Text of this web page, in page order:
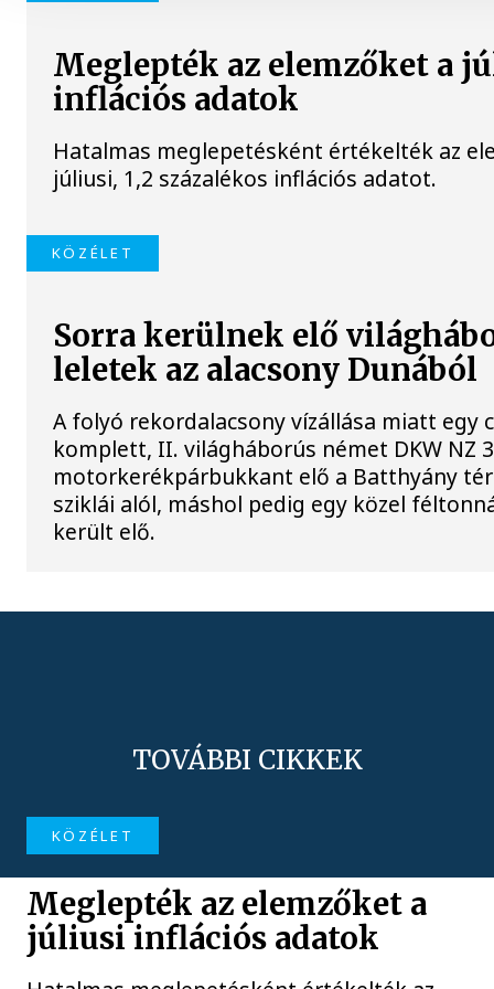
Meglepték az elemzőket a
inflációs adatok
Hatalmas meglepetésként értékelték az
júliusi, 1,2 százalékos inflációs adatot.
KÖZÉLET
Sorra kerülnek elő
leletek az alacsony Dunából
A folyó rekordalacsony vízállása miatt egy
komplett, II. világháborús német DKW NZ
motorkerékpárbukkant elő a Batthyány
sziklái alól, máshol pedig egy közel
került elő.
TOVÁBBI CIKKEK
KÖZÉLET
Meglepték az elemzőket a
júliusi inflációs adatok